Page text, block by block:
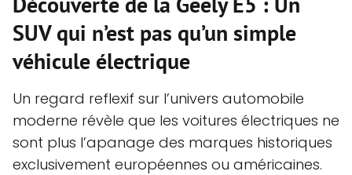
SUV qui n’est pas qu’un simple
véhicule électrique
Un regard reflexif sur l’univers automobile
moderne révèle que les voitures électriques ne
sont plus l’apanage des marques historiques
exclusivement européennes ou américaines.